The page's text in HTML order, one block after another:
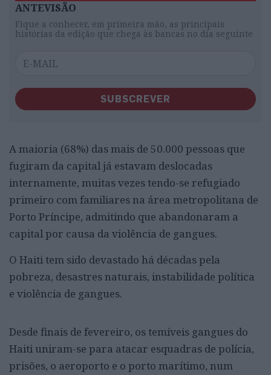
ANTEVISÃO
Fique a conhecer, em primeira mão, as principais
histórias da edição que chega às bancas no dia seguinte
SUBSCREVER
A maioria (68%) das mais de 50.000 pessoas que
fugiram da capital já estavam deslocadas
internamente, muitas vezes tendo-se refugiado
primeiro com familiares na área metropolitana de
Porto Príncipe, admitindo que abandonaram a
capital por causa da violência de gangues.
O Haiti tem sido devastado há décadas pela
pobreza, desastres naturais, instabilidade política
e violência de gangues.
Desde finais de fevereiro, os temíveis gangues do
Haiti uniram-se para atacar esquadras de polícia,
prisões, o aeroporto e o porto marítimo, num